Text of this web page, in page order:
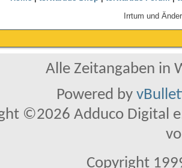
Irrtum und
Alle Zeitangaben in
Powered by
©2026 Adduco Digital
Copyright